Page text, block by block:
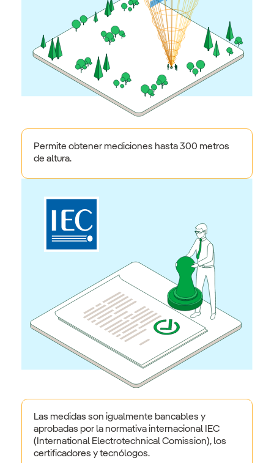
Permite obtener mediciones hasta 300 metros
de altura.
Las medidas son igualmente bancables y
aprobadas por la normativa internacional IEC
(International Electrotechnical Comission), los
certificadores y tecnólogos.